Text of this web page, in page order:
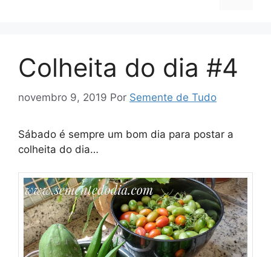
Colheita do dia #4
novembro 9, 2019 Por Semente de Tudo
Sábado é sempre um bom dia para postar a
colheita do dia…